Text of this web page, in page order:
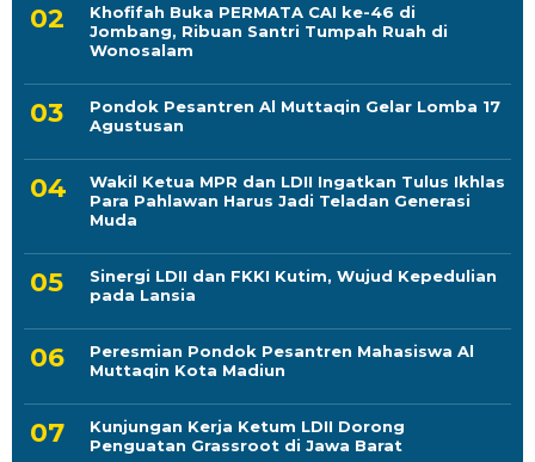
Khofifah Buka PERMATA CAI ke-46 di
Jombang, Ribuan Santri Tumpah Ruah di
Wonosalam
Pondok Pesantren Al Muttaqin Gelar Lomba 17
Agustusan
Wakil Ketua MPR dan LDII Ingatkan Tulus Ikhlas
Para Pahlawan Harus Jadi Teladan Generasi
Muda
Sinergi LDII dan FKKI Kutim, Wujud Kepedulian
pada Lansia
Peresmian Pondok Pesantren Mahasiswa Al
Muttaqin Kota Madiun
Kunjungan Kerja Ketum LDII Dorong
Penguatan Grassroot di Jawa Barat